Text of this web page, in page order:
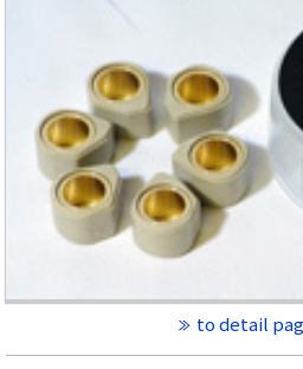
to detail